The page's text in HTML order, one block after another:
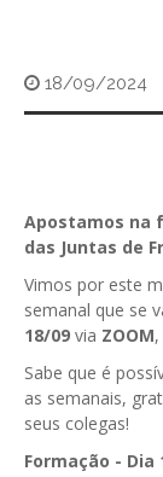
18/09/2024
Apostamos na
das Juntas de
Vimos por este
semanal que se
18/09 via ZOOM,
Sabe que é
as semanais,
seus colegas!
Formação -